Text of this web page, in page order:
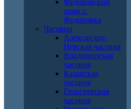
храм с.
Федоровка
Часовни
Александро-
Невская часовня
Владимирская
часовня
Казанская
часовня
Георгиевская
часовня